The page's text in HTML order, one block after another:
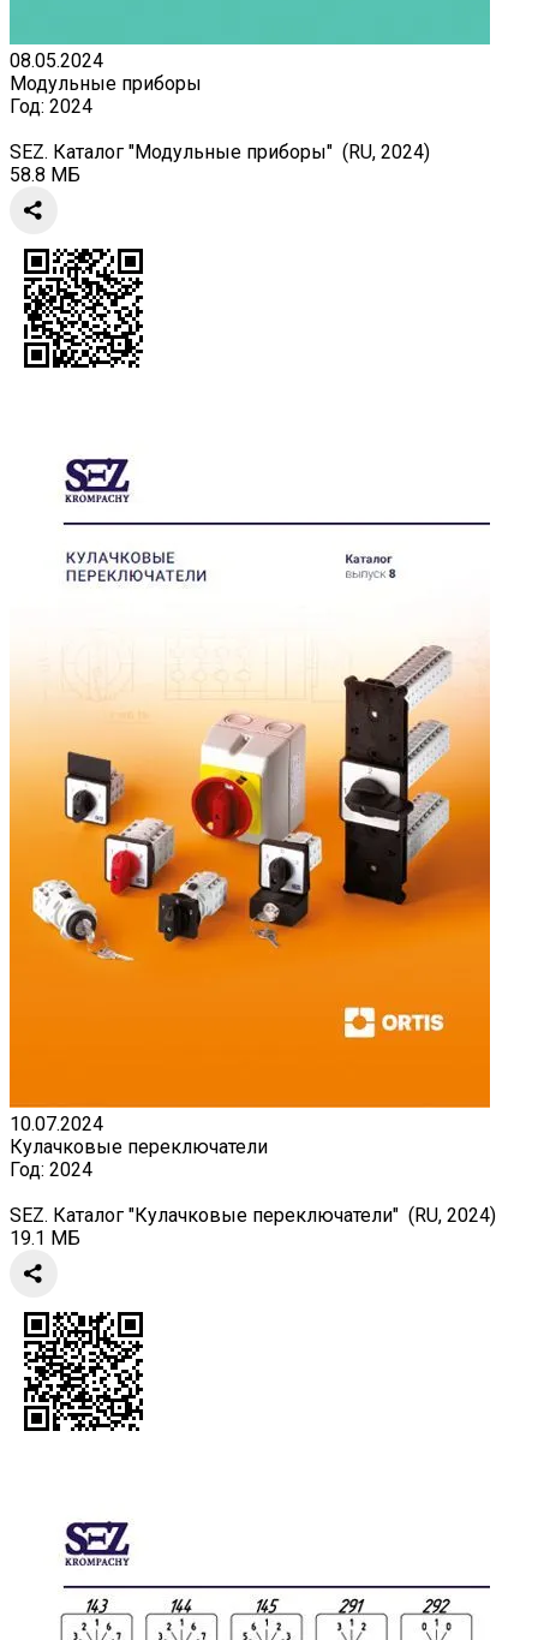
08.05.2024
Модульные приборы
Год: 2024
SEZ. Каталог "Модульные приборы" (RU, 2024)
58.8 МБ
10.07.2024
Кулачковые переключатели
Год: 2024
SEZ. Каталог "Кулачковые переключатели" (RU, 2024)
19.1 МБ